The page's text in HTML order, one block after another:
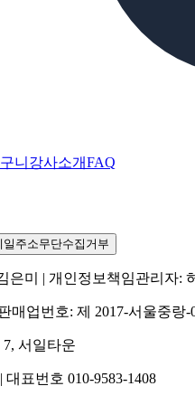
니 강사소개FAQ
일주소무단수집거부
은미 | 개인정보책임관리자:
매업번호: 제 2017-서울중랑-
서일타운
| 대표번호 010-9583-1408